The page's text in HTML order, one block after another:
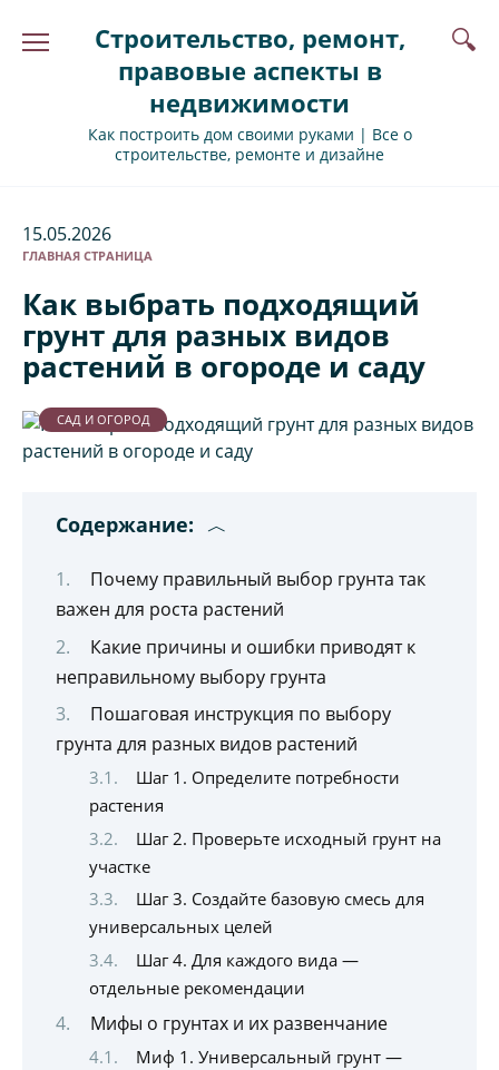
Строительство, ремонт,
правовые аспекты в
недвижимости
Как построить дом своими руками | Все о
строительстве, ремонте и дизайне
15.05.2026
ГЛАВНАЯ СТРАНИЦА
Как выбрать подходящий
грунт для разных видов
растений в огороде и саду
САД И ОГОРОД
Содержание:
Почему правильный выбор грунта так
важен для роста растений
Какие причины и ошибки приводят к
неправильному выбору грунта
Пошаговая инструкция по выбору
грунта для разных видов растений
Шаг 1. Определите потребности
растения
Шаг 2. Проверьте исходный грунт на
участке
Шаг 3. Создайте базовую смесь для
универсальных целей
Шаг 4. Для каждого вида —
отдельные рекомендации
Мифы о грунтах и их развенчание
Миф 1. Универсальный грунт —